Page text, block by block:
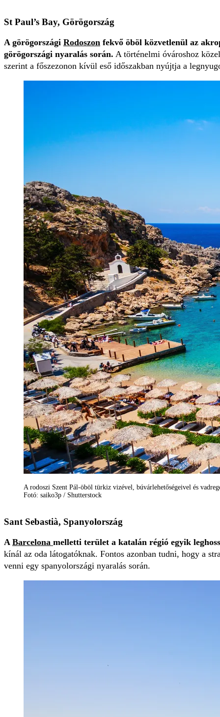
St Paul’s Bay, Görögország
A görögországi Rodoszon fekvő öböl közvetlenül az
görögországi nyaralás során. A történelmi óvároshoz
szerint a főszezonon kívül eső időszakban nyújtja a
A rodoszi Szent Pál-öböl türkiz vizével, búvárlehetőségeivel és
Fotó: saiko3p / Shutterstock
Sant Sebastià, Spanyolország
A Barcelona melletti terület a katalán régió egyik
kínál az oda látogatóknak. Fontos azonban tudni, hogy a
venni egy spanyolországi nyaralás során.